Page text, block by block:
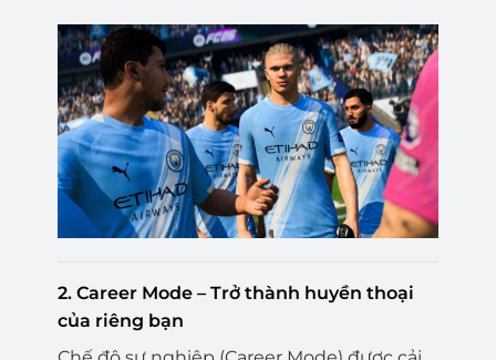
2. Career Mode – Trở thành huyền thoại
của riêng bạn